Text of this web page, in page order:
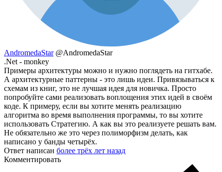
AndromedaStar @AndromedaStar
.Net - monkey
Примеры архитектуры можно и нужно поглядеть на гитхабе.
А архитектурные паттерны - это лишь идеи. Привязываться к
схемам из книг, это не лучшая идея для новичка. Просто
попробуйте сами реализовать воплощения этих идей в своём
коде. К примеру, если вы хотите менять реализацию
алгоритма во время выполнения программы, то вы хотите
использовать Стратегию. А как вы это реализуете решать вам.
Не обязательно же это через полиморфизм делать, как
написано у банды четырёх.
Ответ написан более трёх лет назад
Комментировать